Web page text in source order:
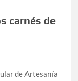
carnés de
de Artesanía